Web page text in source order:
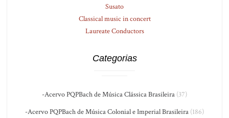
Susato
Classical music in concert
Laureate Conductors
Categorias
-Acervo PQPBach de Música Clássica Brasileira (37)
-Acervo PQPBach de Música Colonial e Imperial Brasileira (186)